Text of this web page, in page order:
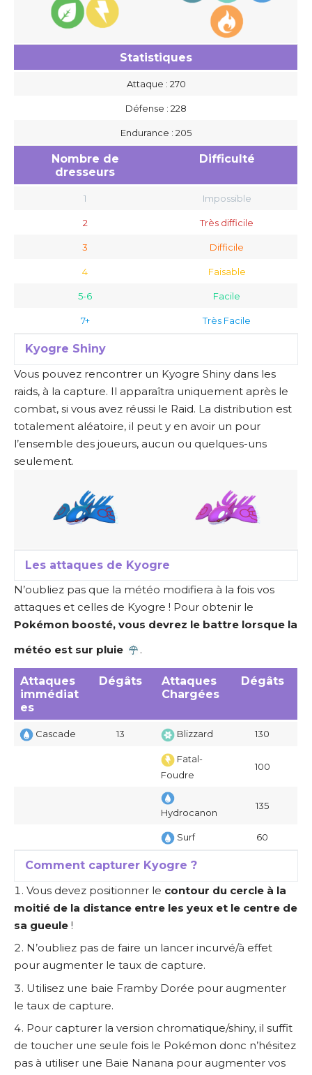
Statistiques
Attaque : 270
Défense : 228
Endurance : 205
Nombre de
dresseurs
Difficulté
1 Impossible
2 Très difficile
3 Difficile
4 Faisable
5-6 Facile
7+ Très Facile
Kyogre Shiny
Vous pouvez rencontrer un Kyogre Shiny dans les
raids, à la capture. Il apparaîtra uniquement après le
combat, si vous avez réussi le Raid. La distribution est
totalement aléatoire, il peut y en avoir un pour
l’ensemble des joueurs, aucun ou quelques-uns
seulement.
Les attaques de Kyogre
N’oubliez pas que la météo modifiera à la fois vos
attaques et celles de Kyogre ! Pour obtenir le
Pokémon boosté, vous devrez le battre lorsque la
météo est sur pluie
.
Attaques
immédiat
es
Dégâts
Attaques
Chargées
Dégâts
Cascade 13 Blizzard 130
Fatal-
Foudre
100
Hydrocanon
135
Surf 60
Comment capturer Kyogre ?
Vous devez positionner le contour du cercle à la
moitié de la distance entre les yeux et le centre de
sa gueule !
N’oubliez pas de faire un lancer incurvé/à effet
pour augmenter le taux de capture.
Utilisez une baie Framby Dorée pour augmenter
le taux de capture.
Pour capturer la version chromatique/shiny, il suffit
de toucher une seule fois le Pokémon donc n’hésitez
pas à utiliser une Baie Nanana pour augmenter vos